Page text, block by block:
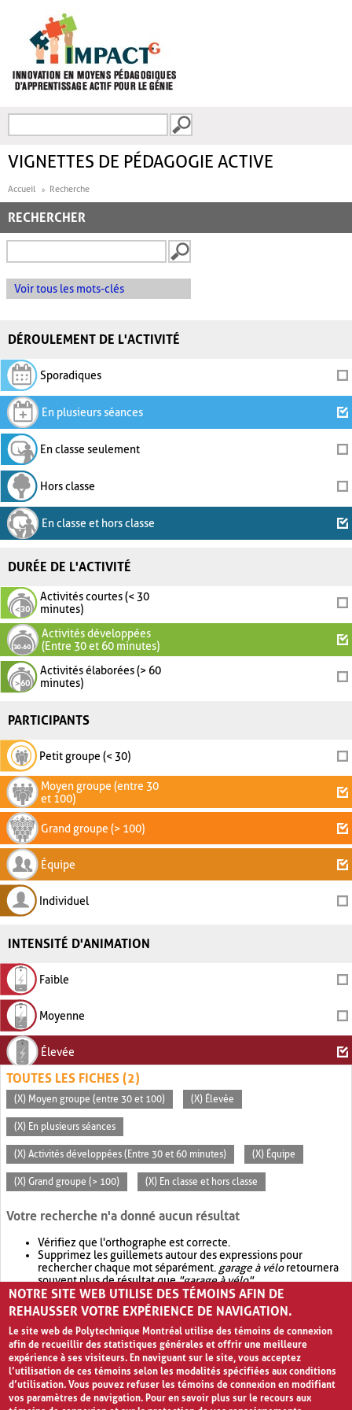
FORMULAIRE DE
VIGNETTES DE PÉDAGOGIE ACTIVE
Accueil Recherche
RECHERCHER
Voir tous les mots-clés
DÉROULEMENT DE L'ACTIVITÉ
Sporadiques
En plusieurs séances
En classe seulement
Hors classe
En classe et hors classe
DURÉE DE L'ACTIVITÉ
Activités courtes (< 30
minutes)
Activités développées
(Entre 30 et 60 minutes)
Activités élaborées (> 60
minutes)
PARTICIPANTS
Petit groupe (< 30)
Moyen groupe (entre 30
et 100)
Grand groupe (> 100)
Équipe
Individuel
INTENSITÉ D'ANIMATION
Faible
Moyenne
Élevée
TOUTES LES FICHES (2)
(X) Moyen groupe (entre 30 et 100) (X) Élevée
(X) En plusieurs séances
(X) Activités développées (Entre 30 et 60 minutes) (X) Équipe
(X) Grand groupe (> 100) (X) En classe et hors classe
Votre recherche n'a donné aucun résultat
Vérifiez que l'orthographe est correcte.
Supprimez les guillemets autour des expressions pour
rechercher chaque mot séparément. garage à véloretournera
souvent plus de résultat que"garage à vélo".
Envisagez d'élargir votre recherche avec OR.garage OR vélo
retournera souvent plus de résultat quegarage à vélo
NOTRE SITE WEB UTILISE DES TÉMOINS AFIN DE
REHAUSSER VOTRE EXPÉRIENCE DE NAVIGATION.
Le site web de Polytechnique Montréal utilise des témoins de connexion
afin de recueillir des statistiques générales et offrir une meilleure
expérience à ses visiteurs. En naviguant sur le site, vous acceptez
l’utilisation de ces témoins selon les modalités spécifiées aux conditions
d’utilisation. Vous pouvez refuser les témoins de connexion en modifiant
vos paramètres de navigation. Pour en savoir plus sur le recours aux